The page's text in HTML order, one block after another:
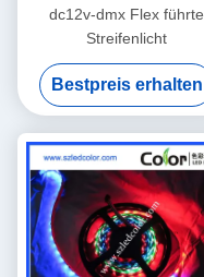
dc12v-dmx Flex führte
Streifenlicht
Bestpreis erhalten